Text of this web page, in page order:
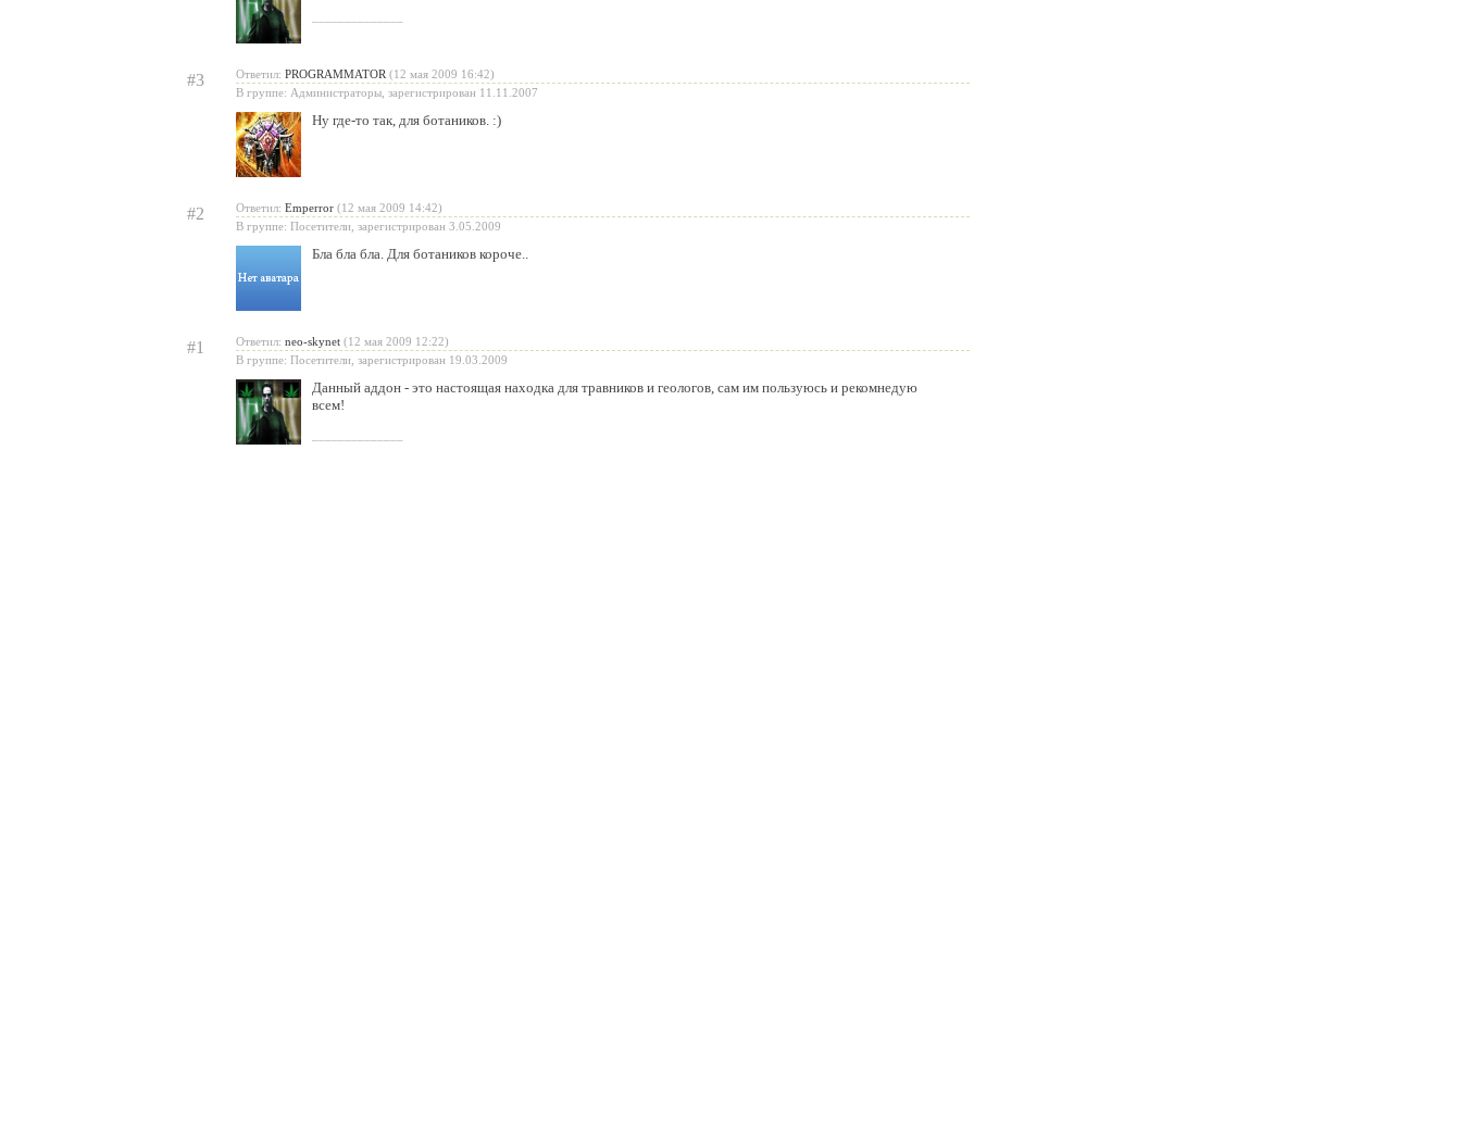
#3 Ответил: PROGRAMMATOR (12 мая 2009 16:42)
В группе: Администраторы, зарегистрирован 11.11.2007
Ну где-то так, для ботаников. :)
#2 Ответил: Emperror (12 мая 2009 14:42)
В группе: Посетители, зарегистрирован 3.05.2009
Бла бла бла. Для ботаников короче..
#1 Ответил: neo-skynet (12 мая 2009 12:22)
В группе: Посетители, зарегистрирован 19.03.2009
Данный аддон - это настоящая находка для травников и геологов, сам им пользуюсь и рекомнедую
всем!